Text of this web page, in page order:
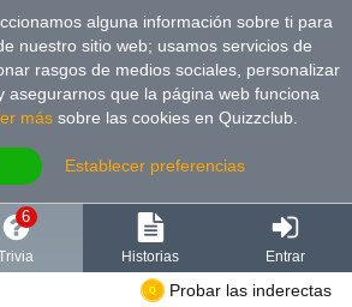
alguna información sobre ti para
nuestro sitio web; usamos servicios de
rasgos de medios sociales, personalizar
asegurarnos que la página web funciona
más sobre las cookies en Quizzclub.
Establecer preferencias
6
Historias Entrar
Probar las inderectas